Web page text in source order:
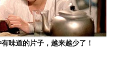
味道的片子，越来越少了！